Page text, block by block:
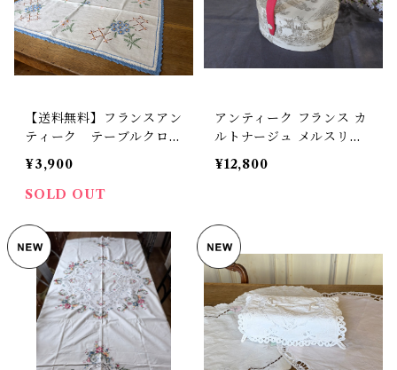
【送料無料】フランスアン
ティーク テーブルクロス
（64×62cm） 花柄刺
繍 手刺繍 レース ブル
ー小花柄 レース【165-3
レクト品】
¥3,900
SOLD OUT
アンティーク フランス カ
ルトナージュ メルスリー
ボックス ソーイングボッ
クス トワルドジュイ 【I-1
¥12,800